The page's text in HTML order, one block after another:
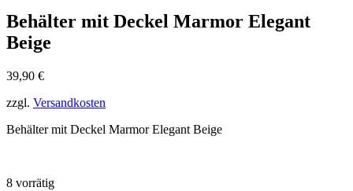
Behälter mit Deckel Marmor Elegant
Beige
39,90 €
zzgl. Versandkosten
Behälter mit Deckel Marmor Elegant Beige
8 vorrätig